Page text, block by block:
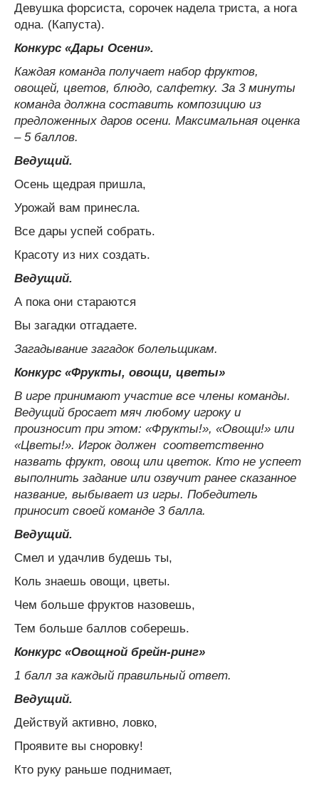
Девушка форсиста, сорочек надела триста, а нога
одна. (Капуста).
Конкурс «Дары Осени».
Каждая команда получает набор фруктов,
овощей, цветов, блюдо, салфетку. За 3 минуты
команда должна составить композицию из
предложенных даров осени. Максимальная оценка
– 5 баллов.
Ведущий.
Осень щедрая пришла,
Урожай вам принесла.
Все дары успей собрать.
Красоту из них создать.
Ведущий.
А пока они стараются
Вы загадки отгадаете.
Загадывание загадок болельщикам.
Конкурс «Фрукты, овощи, цветы»
В игре принимают участие все члены команды.
Ведущий бросает мяч любому игроку и
произносит при этом: «Фрукты!», «Овощи!» или
«Цветы!». Игрок должен соответственно
назвать фрукт, овощ или цветок. Кто не успеет
выполнить задание или озвучит ранее сказанное
название, выбывает из игры. Победитель
приносит своей команде 3 балла.
Ведущий.
Смел и удачлив будешь ты,
Коль знаешь овощи, цветы.
Чем больше фруктов назовешь,
Тем больше баллов соберешь.
Конкурс «Овощной брейн-ринг»
1 балл за каждый правильный ответ.
Ведущий.
Действуй активно, ловко,
Проявите вы сноровку!
Кто руку раньше поднимает,